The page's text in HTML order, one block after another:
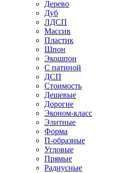
Дерево
Дуб
ЛДСП
Массив
Пластик
Шпон
Экошпон
С патиной
ДСП
Стоимость
Дешевые
Дорогие
Эконом-класс
Элитные
Форма
П-образные
Угловые
Прямые
Радиусные